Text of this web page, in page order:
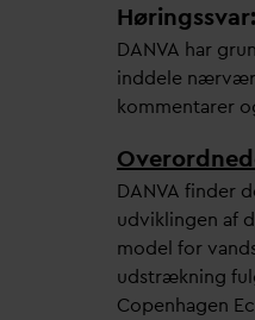
DANVA har
inddele
kommentarer
DANVA finder
udviklingen af
model for v
udstrækning
Copenhagen